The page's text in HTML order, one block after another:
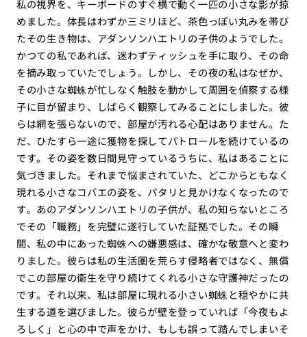
私の視界を、キーボードのすぐ横で動く一匹の小さな影が掠
めました。体長はわずか三ミリほど、茶色っぽい丸みを帯び
たその生き物は、アダンソンハエトリの子供のようでした。
かつての私であれば、迷わずティッシュを手に取り、その命
を摘み取っていたでしょう。しかし、その夜の私はなぜか、
その小さな蜘蛛が忙しなく触肢を動かして周囲を偵察する様
子に目が留まり、しばらく観察してみることにしました。彼
らは網を張らないので、部屋が汚れる心配はありません。た
だ、ひたすら一途に獲物を探してパトロールを続けているの
です。その姿を数日間見守っているうちに、私はあることに
気づきました。それまで悩まされていた、どこからともなく
現れる小さなコバエの姿を、パタリと見かけなくなったので
す。あのアダンソンハエトリの子供が、私の知らないところ
でその「職務」を完璧に遂行していた証拠でした。その瞬
間、私の中にあった蜘蛛への嫌悪感は、確かな敬意へと変わ
りました。彼らは私の生活圏を荒らす侵略者ではなく、無償
でこの部屋の衛生を守り続けてくれる小さな守護神だったの
です。それ以来、私は部屋に現れる小さい蜘蛛と穏やかに共
生する道を選びました。彼らが壁を登っていれば「今夜もよ
ろしく」と心の中で声をかけ、もしも誤って踏んでしまいそ